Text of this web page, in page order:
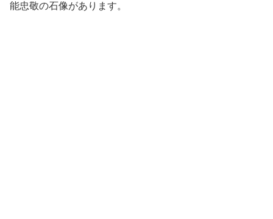
能忠敬の石像があります。